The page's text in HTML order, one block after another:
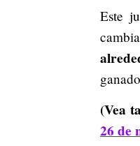
Este
(Vea
26 de